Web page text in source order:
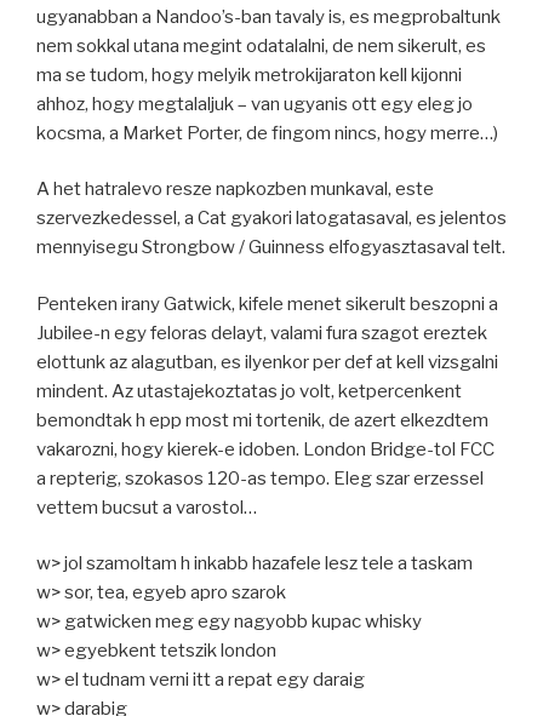
ugyanabban a Nandoo’s-ban tavaly is, es megprobaltunk
nem sokkal utana megint odatalalni, de nem sikerult, es
ma se tudom, hogy melyik metrokijaraton kell kijonni
ahhoz, hogy megtalaljuk – van ugyanis ott egy eleg jo
kocsma, a Market Porter, de fingom nincs, hogy merre…)
A het hatralevo resze napkozben munkaval, este
szervezkedessel, a Cat gyakori latogatasaval, es jelentos
mennyisegu Strongbow / Guinness elfogyasztasaval telt.
Penteken irany Gatwick, kifele menet sikerult beszopni a
Jubilee-n egy feloras delayt, valami fura szagot ereztek
elottunk az alagutban, es ilyenkor per def at kell vizsgalni
mindent. Az utastajekoztatas jo volt, ketpercenkent
bemondtak h epp most mi tortenik, de azert elkezdtem
vakarozni, hogy kierek-e idoben. London Bridge-tol FCC
a repterig, szokasos 120-as tempo. Eleg szar erzessel
vettem bucsut a varostol…
w> jol szamoltam h inkabb hazafele lesz tele a taskam
w> sor, tea, egyeb apro szarok
w> gatwicken meg egy nagyobb kupac whisky
w> egyebkent tetszik london
w> el tudnam verni itt a repat egy daraig
w> darabig